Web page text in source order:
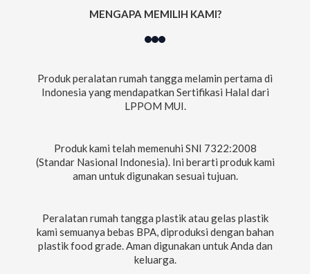
MENGAPA MEMILIH KAMI?
Produk peralatan rumah tangga melamin pertama di
Indonesia yang mendapatkan Sertifikasi Halal dari
LPPOM MUI.
Produk kami telah memenuhi SNI 7322:2008
(Standar Nasional Indonesia). Ini berarti produk kami
aman untuk digunakan sesuai tujuan.
Peralatan rumah tangga plastik atau gelas plastik
kami semuanya bebas BPA, diproduksi dengan bahan
plastik food grade. Aman digunakan untuk Anda dan
keluarga.